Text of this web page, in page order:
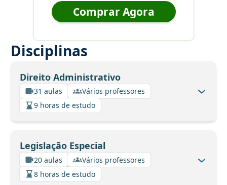
Comprar Agora
Disciplinas
Direito Administrativo
31 aulas
Vários professores
9 horas de estudo
Legislação Especial
20 aulas
Vários professores
8 horas de estudo